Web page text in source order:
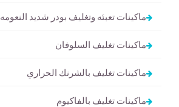
ماكينات تعبئه وتغليف بودر شديد النعومه
ماكينات تغليف السلوفان
ماكينات تغليف بالشرنك الحراري
ماكينات تغليف بالفاكيوم